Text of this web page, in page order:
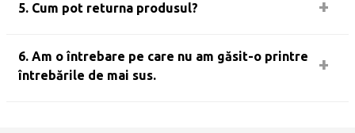
5. Cum pot returna produsul?
6. Am o întrebare pe care nu am găsit-o printre
întrebările de mai sus.